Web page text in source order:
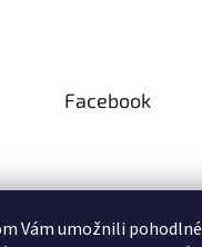
Vám umožnili pohodlné
Facebook